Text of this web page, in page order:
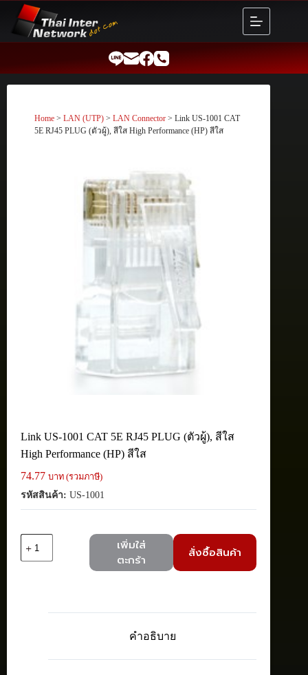
content
Home > LAN (UTP) > LAN Connector > Link US-1001 CAT
5E RJ45 PLUG (ตัวผู้), สีใส High Performance (HP) สีใส
Link US-1001 CAT 5E RJ45 PLUG (ตัวผู้), สีใส
High Performance (HP) สีใส
74.77 บาท (รวมภาษี)
รหัสสินค้า: US-1001
Link
เพิ่มใส่
ตะกร้า
สั่งซื้อสินค้า
คำอธิบาย